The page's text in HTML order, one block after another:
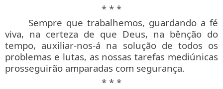
* * *
Sempre que trabalhemos, guardando a fé
viva, na certeza de que Deus, na bênção do
tempo, auxiliar-nos-á na solução de todos os
problemas e lutas, as nossas tarefas mediúnicas
prosseguirão amparadas com segurança.
* * *